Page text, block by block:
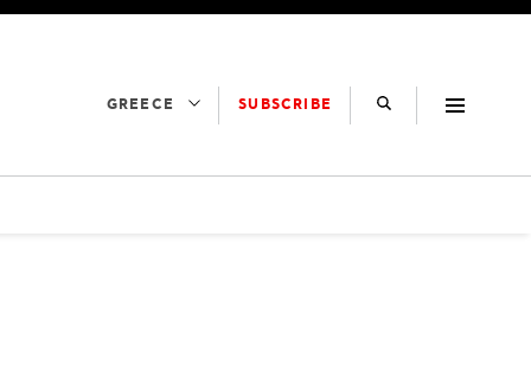
GREECE SUBSCRIBE